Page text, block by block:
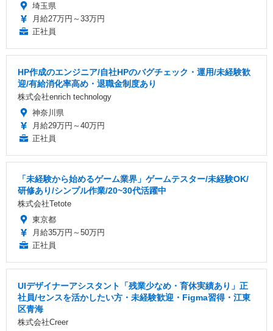
埼玉県
月給27万円～33万円
正社員
HP作成のエンジニア/自社HPのバグチェック・運用/未経験歓
迎/有給消化率高め・退職金制度あり
株式会社enrich technology
神奈川県
月給29万円～40万円
正社員
「未経験から始めるゲーム業界」ゲームテスター/未経験OK/
研修あり/シンプル作業/20~30代活躍中
株式会社Tetote
東京都
月給35万円～50万円
正社員
UIデザイナーアシスタント「残業少なめ・育休実績あり」正
社員/センスを活かしたい方・未経験歓迎・Figma習得・江東
区青海
株式会社Creer